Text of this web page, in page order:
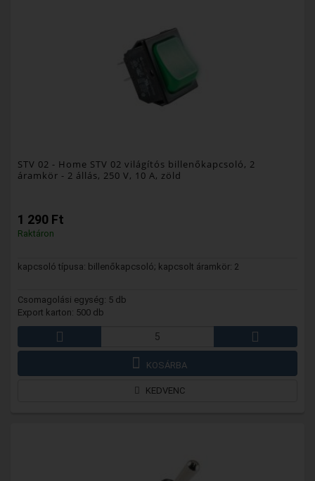
STV 02 - Home STV 02 világítós billenőkapcsoló, 2
áramkör - 2 állás, 250 V, 10 A, zöld
1 290 Ft
Raktáron
kapcsoló típusa: billenőkapcsoló; kapcsolt áramkör: 2
Csomagolási egység: 5 db
Export karton: 500 db
KOSÁRBA
KEDVENC